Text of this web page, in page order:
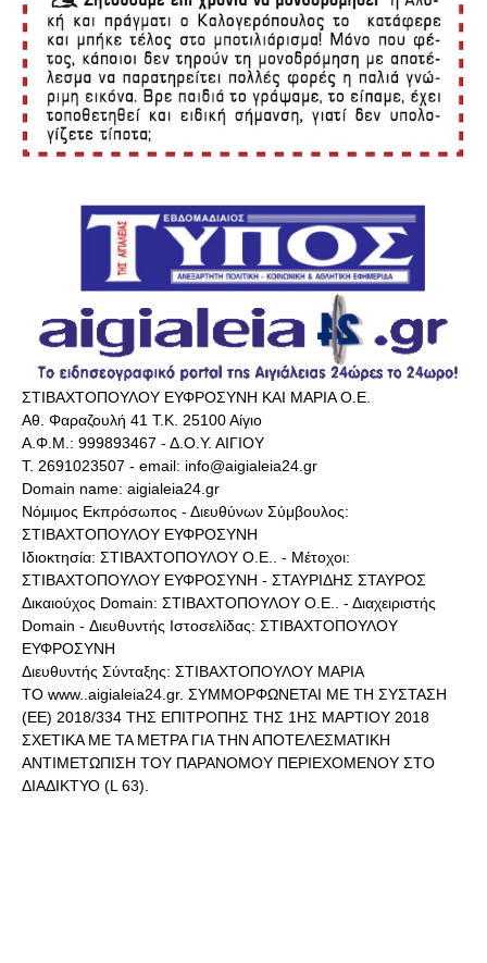
ΣΤΙΒΑΧΤΟΠΟΥΛΟΥ ΕΥΦΡΟΣΥΝΗ ΚΑΙ ΜΑΡΙΑ Ο.Ε.
Αθ. Φαραζουλή 41 Τ.Κ. 25100 Αίγιο
Α.Φ.Μ.: 999893467 - Δ.Ο.Υ. ΑΙΓΙΟΥ
Τ. 2691023507 - email: info@aigialeia24.gr
Domain name: aigialeia24.gr
Νόμιμος Εκπρόσωπος - Διευθύνων Σύμβουλος:
ΣΤΙΒΑΧΤΟΠΟΥΛΟΥ ΕΥΦΡΟΣΥΝΗ
Ιδιοκτησία: ΣΤΙΒΑΧΤΟΠΟΥΛΟΥ Ο.Ε.. - Μέτοχοι:
ΣΤΙΒΑΧΤΟΠΟΥΛΟΥ ΕΥΦΡΟΣΥΝΗ - ΣΤΑΥΡΙΔΗΣ ΣΤΑΥΡΟΣ
Δικαιούχος Domain: ΣΤΙΒΑΧΤΟΠΟΥΛΟΥ Ο.Ε.. - Διαχειριστής
Domain - Διευθυντής Ιστοσελίδας: ΣΤΙΒΑΧΤΟΠΟΥΛΟΥ
ΕΥΦΡΟΣΥΝΗ
Διευθυντής Σύνταξης: ΣΤΙΒΑΧΤΟΠΟΥΛΟΥ ΜΑΡΙΑ
ΤΟ www..aigialeia24.gr. ΣΥΜΜΟΡΦΩΝΕΤΑΙ ΜΕ ΤΗ ΣΥΣΤΑΣΗ
(ΕΕ) 2018/334 ΤΗΣ ΕΠΙΤΡΟΠΗΣ ΤΗΣ 1ΗΣ ΜΑΡΤΙΟΥ 2018
ΣΧΕΤΙΚΑ ΜΕ ΤΑ ΜΕΤΡΑ ΓΙΑ ΤΗΝ ΑΠΟΤΕΛΕΣΜΑΤΙΚΗ
ΑΝΤΙΜΕΤΩΠΙΣΗ ΤΟΥ ΠΑΡΑΝΟΜΟΥ ΠΕΡΙΕΧΟΜΕΝΟΥ ΣΤΟ
ΔΙΑΔΙΚΤΥΟ (L 63).